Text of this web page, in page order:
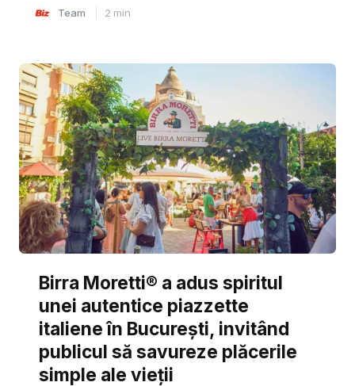
Team 2 min
Birra Moretti® a adus spiritul
unei autentice piazzette
italiene în București, invitând
publicul să savureze plăcerile
simple ale vieții